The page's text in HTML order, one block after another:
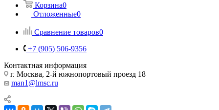
Корзина0
Отложенные0
Сравнение товаров0
+7 (905) 506-9356
Контактная информация
г. Москва, 2-й южнопортовый проезд 18
man1@lmsc.ru